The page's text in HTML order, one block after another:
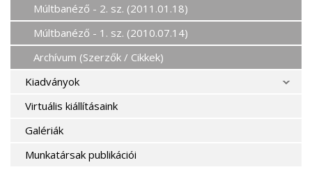
Múltbanéző - 2. sz. (2011.01.18)
Múltbanéző - 1. sz. (2010.07.14)
Archívum (Szerzők / Cikkek)
Kiadványok
Virtuális kiállításaink
Galériák
Munkatársak publikációi